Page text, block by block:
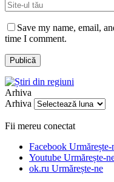
Save my name, email,
time I comment.
Arhiva
Arhiva
Fii mereu conectat
Facebook Urmărește-
Youtube Urmărește-
ok.ru Urmărește-ne